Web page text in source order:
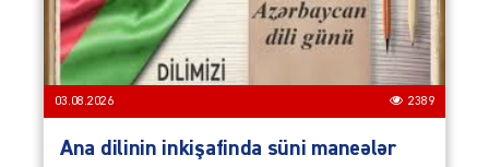
03.08.2026 2389
Ana dilinin inkişafinda süni maneələr